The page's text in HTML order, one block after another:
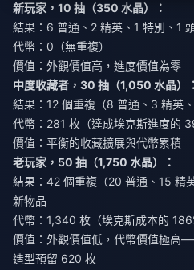
新玩家，10 抽（350 水晶）：
結果：6 普通、2 精英、1 特別、1
代幣：0（無重複）
價值：外觀價值高，進度價值為零
中度收藏者，30 抽（1,050 水晶）：
結果：12 個重複（8 普通、3 精英
代幣：281 枚（達成埃克斯進度的
價值：平衡的收藏擴展與代幣累積
老玩家，50 抽（1,750 水晶）：
結果：42 個重複（20 普通、15 精
新物品
代幣：1,340 枚（埃克斯成本的
價值：外觀價值低，代幣價值極高
造型預留 620 枚